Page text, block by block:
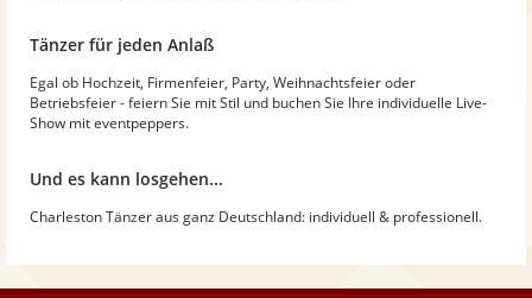
Tänzer für jeden Anlaß
Egal ob Hochzeit, Firmenfeier, Party, Weihnachtsfeier oder
Betriebsfeier - feiern Sie mit Stil und buchen Sie Ihre individuelle Live-
Show mit eventpeppers.
Und es kann losgehen...
Charleston Tänzer aus ganz Deutschland: individuell & professionell.